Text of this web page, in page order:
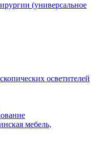
(универсальное
осветителей
мебель,